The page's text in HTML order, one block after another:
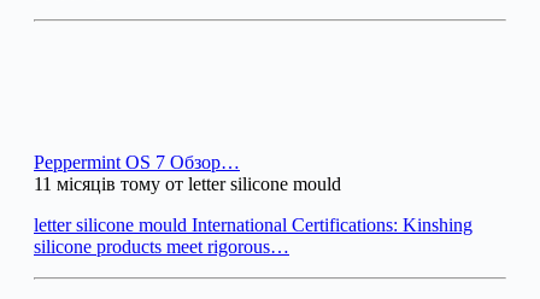
Peppermint OS 7 Обзор…
11 місяців тому от letter silicone mould
letter silicone mould International Certifications: Kinshing
silicone products meet rigorous…